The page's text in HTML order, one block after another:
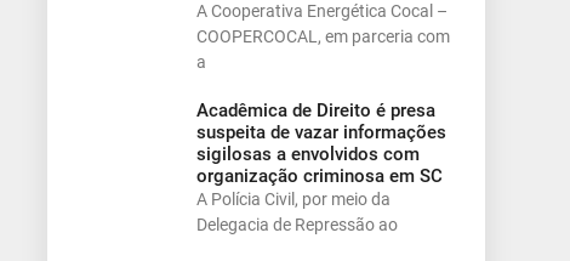
A Cooperativa Energética Cocal –
COOPERCOCAL, em parceria com
a
Acadêmica de Direito é presa
suspeita de vazar informações
sigilosas a envolvidos com
organização criminosa em SC
A Polícia Civil, por meio da
Delegacia de Repressão ao